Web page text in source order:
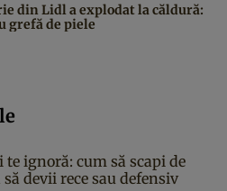
din Lidl a explodat la căldură:
grefă de piele
te ignoră: cum să scapi de
devii rece sau defensiv